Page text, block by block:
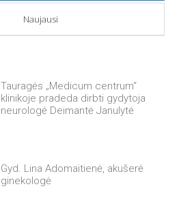
Naujausi
Tauragės „Medicum centrum“
klinikoje pradeda dirbti gydytoja
neurologė Deimantė Janulytė
Gyd. Lina Adomaitienė, akušerė
ginekologė